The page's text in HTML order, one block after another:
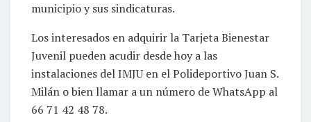
municipio y sus sindicaturas.
Los interesados en adquirir la Tarjeta Bienestar
Juvenil pueden acudir desde hoy a las
instalaciones del IMJU en el Polideportivo Juan S.
Milán o bien llamar a un número de WhatsApp al
66 71 42 48 78.